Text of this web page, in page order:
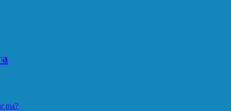
ma?